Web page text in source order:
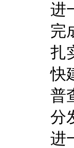
进
完
扎
快
普
分
进